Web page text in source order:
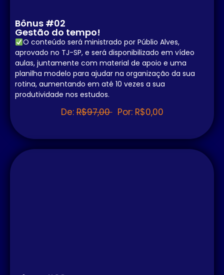
Bônus #02
Gestão do tempo!
O conteúdo será ministrado por Públio Alves,
aprovado no TJ-SP, e será disponibilizado em vídeo
aulas, juntamente com material de apoio e uma
planilha modelo para ajudar na organização da sua
rotina, aumentando em até 10 vezes a sua
produtividade nos estudos.
De:R$97,00Por: R$0,00